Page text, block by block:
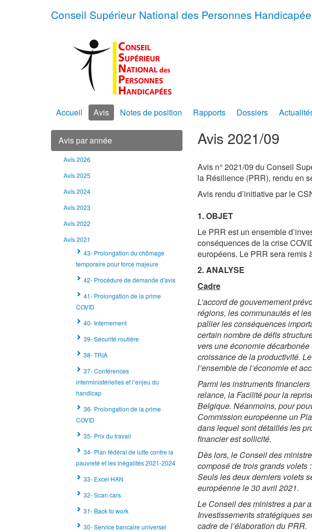
Conseil Supérieur National des Personnes
Accueil Avis Notes de position Rapports Dossiers
Avis par année
Avis 2026
Avis 2025
Avis 2024
Avis 2023
Avis 2022
Avis 2021
43- Prolongation du chômage
temporaire pour force majeure
42- Procédure de demande d'avis
41- Prolongation de la prime
COVID
40- Internement
39- Sécurité routière
38- TRIA
37- Conférences
interministérielles et l’enjeu du
handicap
36- Prolongation de la prime
COVID
35- Prix du travail
34- Plan fédéral de lutte contre la
pauvreté et les inégalités 2021-2024
33- Excel HAN
32- Scan cars
31- Back to work
30- Service bancaire universel
Avis 2021/09
Avis n° 2021/09 du Conseil
la Résilience (PRR), rendu en
Avis rendu d’initiative par le
1. OBJET
Le PRR est un ensemble
conséquences de la crise
européens. Le PRR sera remis
2.ANALYSE
Cadre
L’accord de gouvernement
régions, les communautés et
pallier les conséquences
certain nombre de défis
vers une économie
croissance de la productivité.
l’ensemble de l’économie et
Parmi les instruments
relance, la Facilité pour la
Belgique. Néanmoins, pour
Commission européenne un
dans lequel sont détaillés les
financier est sollicité.
Dès lors, le Conseil des
composé de trois grands volets
Seuls les deux derniers volets
européenne le 30 avril 2021.
Le Conseil des ministres a par
Investissements stratégiques
cadre de l’élaboration du PRR.